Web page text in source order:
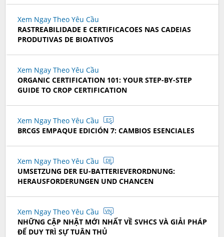
Xem Ngay Theo Yêu Cầu
RASTREABILIDADE E CERTIFICACOES NAS CADEIAS
PRODUTIVAS DE BIOATIVOS
Xem Ngay Theo Yêu Cầu
ORGANIC CERTIFICATION 101: YOUR STEP-BY-STEP
GUIDE TO CROP CERTIFICATION
Xem Ngay Theo Yêu Cầu ES
BRCGS EMPAQUE EDICIÓN 7: CAMBIOS ESENCIALES
Xem Ngay Theo Yêu Cầu DE
UMSETZUNG DER EU-BATTERIEVERORDNUNG:
HERAUSFORDERUNGEN UND CHANCEN
Xem Ngay Theo Yêu Cầu VN
NHỮNG CẬP NHẬT MỚI NHẤT VỀ SVHCS VÀ GIẢI PHÁP
ĐỂ DUY TRÌ SỰ TUÂN THỦ